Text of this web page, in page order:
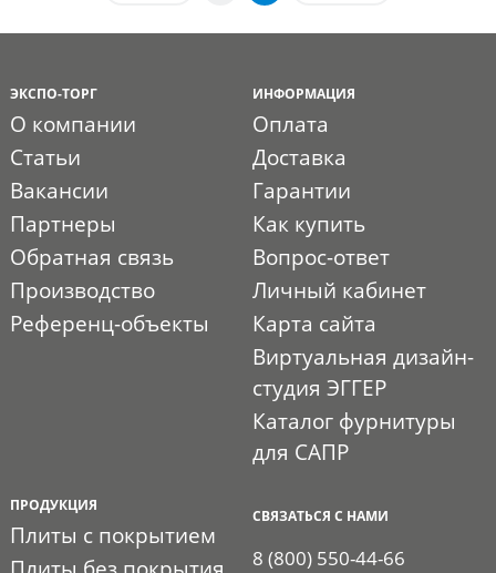
ЭКСПО-ТОРГ
О компании
Статьи
Вакансии
Партнеры
Обратная связь
Производство
Референц-объекты
ИНФОРМАЦИЯ
Оплата
Доставка
Гарантии
Как купить
Вопрос-ответ
Личный кабинет
Карта сайта
Виртуальная дизайн-
студия ЭГГЕР
Каталог фурнитуры
для САПР
ПРОДУКЦИЯ
Плиты с покрытием
СВЯЗАТЬСЯ С НАМИ
8 (800) 550-44-66